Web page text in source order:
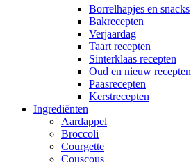
Borrelhapjes en snacks
Bakrecepten
Verjaardag
Taart recepten
Sinterklaas recepten
Oud en nieuw recepten
Paasrecepten
Kerstrecepten
Ingrediënten
Aardappel
Broccoli
Courgette
Couscous